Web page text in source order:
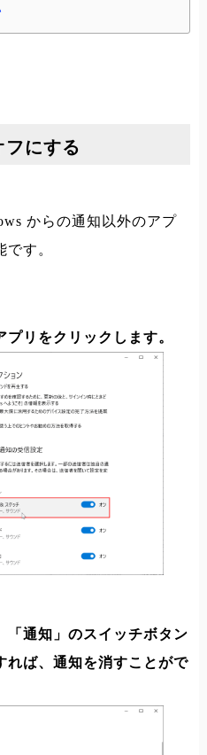
フにする
からの通知以外のアプ
す。
リをクリックします。
「通知」のスイッチボタン
れば、通知を消すことがで